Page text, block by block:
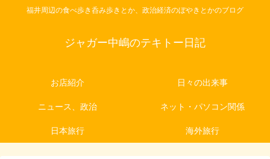
福井周辺の食べ歩き呑み歩きとか、政治経済のぼやきとかのブログ
ジャガー中嶋のテキトー日記
お店紹介 日々の出来事
ニュース、政治 ネット・パソコン関係
日本旅行 海外旅行